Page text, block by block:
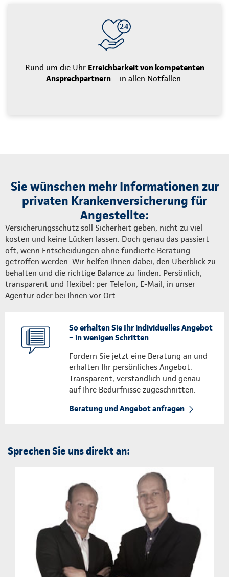
Rund um die Uhr Erreichbarkeit von kompetenten
Ansprechpartnern – in allen Notfällen.
Sie wünschen mehr Informationen zur
privaten Krankenversicherung für
Angestellte:
Versicherungsschutz soll Sicherheit geben, nicht zu viel
kosten und keine Lücken lassen. Doch genau das passiert
oft, wenn Entscheidungen ohne fundierte Beratung
getroffen werden. Wir helfen Ihnen dabei, den Überblick zu
behalten und die richtige Balance zu finden. Persönlich,
transparent und flexibel: per Telefon, E-Mail, in unser
Agentur oder bei Ihnen vor Ort.
So erhalten Sie Ihr individuelles Angebot
– in wenigen Schritten
Fordern Sie jetzt eine Beratung an und
erhalten Ihr persönliches Angebot.
Transparent, verständlich und genau
auf Ihre Bedürfnisse zugeschnitten.
Beratung und Angebot anfragen
Sprechen Sie uns direkt an: